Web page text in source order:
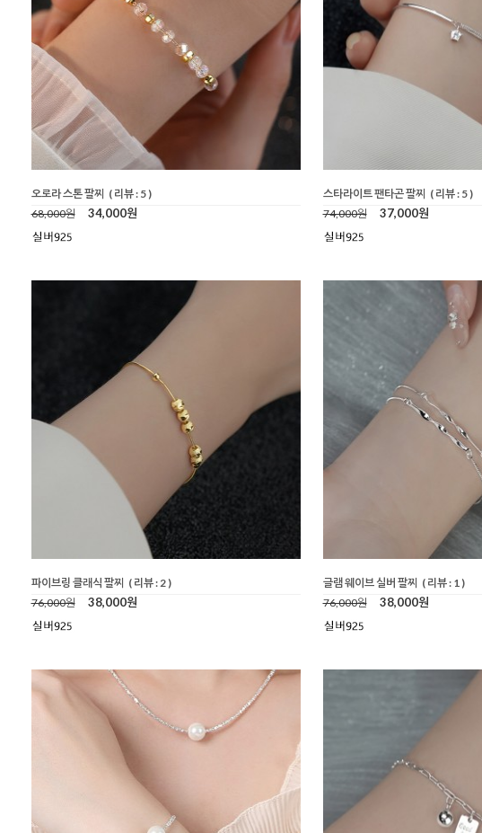
오로라 스톤 팔찌 ( 리뷰 : 5 )
68,000원
34,000원
스타라이트 팬타곤 팔찌 ( 리뷰 : 5 )
74,000원
37,000원
파이브링 클래식 팔찌 ( 리뷰 : 2 )
76,000원
38,000원
글램 웨이브 실버 팔찌 ( 리뷰 : 1 )
76,000원
38,000원